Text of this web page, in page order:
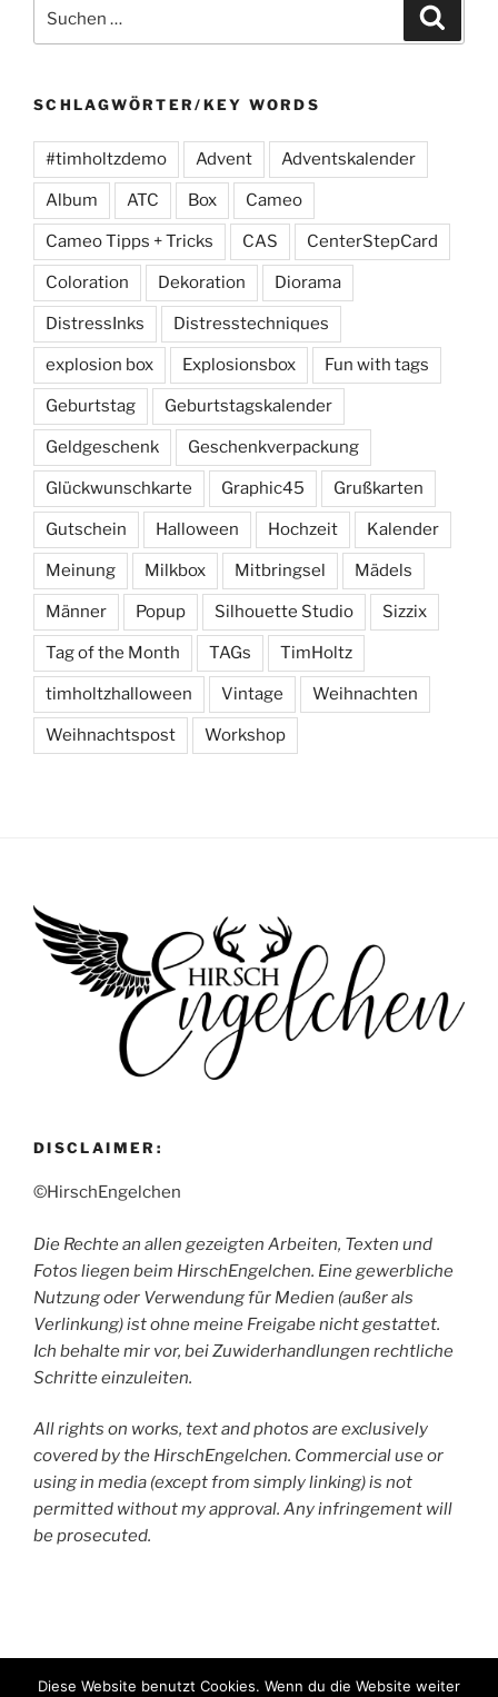
nach:
SCHLAGWÖRTER/KEY WORDS
#timholtzdemo Advent Adventskalender
Album ATC Box Cameo
Cameo Tipps + Tricks CAS CenterStepCard
Coloration Dekoration Diorama
DistressInks Distresstechniques
explosion box Explosionsbox Fun with tags
Geburtstag Geburtstagskalender
Geldgeschenk Geschenkverpackung
Glückwunschkarte Graphic45 Grußkarten
Gutschein Halloween Hochzeit Kalender
Meinung Milkbox Mitbringsel Mädels
Männer Popup Silhouette Studio Sizzix
Tag of the Month TAGs TimHoltz
timholtzhalloween Vintage Weihnachten
Weihnachtspost Workshop
DISCLAIMER:
©HirschEngelchen
Die Rechte an allen gezeigten Arbeiten, Texten und
Fotos liegen beim HirschEngelchen. Eine gewerbliche
Nutzung oder Verwendung für Medien (außer als
Verlinkung) ist ohne meine Freigabe nicht gestattet.
Ich behalte mir vor, bei Zuwiderhandlungen rechtliche
Schritte einzuleiten.
All rights on works, text and photos are exclusively
covered by the HirschEngelchen. Commercial use or
using in media (except from simply linking) is not
permitted without my approval. Any infringement will
be prosecuted.
Diese Website benutzt Cookies. Wenn du die Website weiter